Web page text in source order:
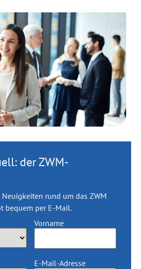
der ZWM-
rund um das ZWM
bequem per E-Mail.
Vorname
E-Mail-Adresse